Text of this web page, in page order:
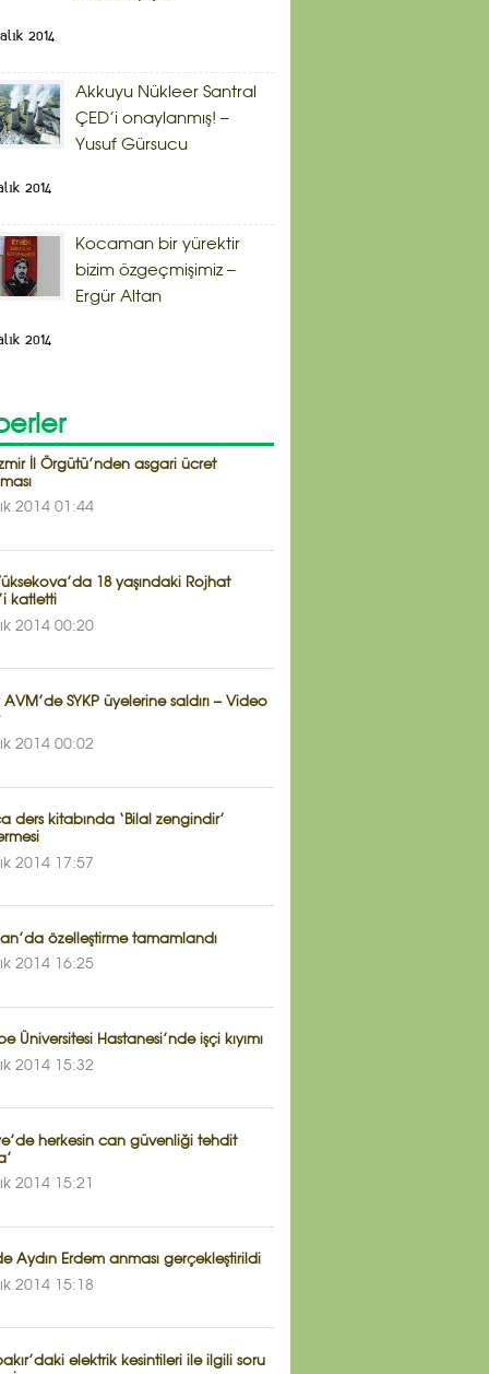
2014
Akkuyu Nükleer Santral
ÇED’i onaylanmış! –
Yusuf Gürsucu
2014
Kocaman bir yürektir
bizim özgeçmişimiz –
Ergür Altan
2014
İl Örgütü’nden asgari ücret
2014 01:44
18 yaşındaki Rojhat
katletti
2014 00:20
AVM’de SYKP üyelerine saldırı – Video
2014 00:02
ders kitabında ‘Bilal zengindir’
2014 17:57
özelleştirme tamamlandı
2014 16:25
Üniversitesi Hastanesi’nde işçi kıyımı
2014 15:32
herkesin can güvenliği tehdit
2014 15:21
Aydın Erdem anması gerçekleştirildi
2014 15:18
elektrik kesintileri ile ilgili soru